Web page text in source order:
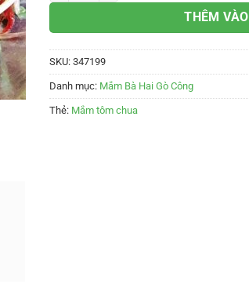
THÊM
SKU: 347199
Danh mục: Mắm Bà Hai Gò Công
Thẻ: Mắm tôm chua